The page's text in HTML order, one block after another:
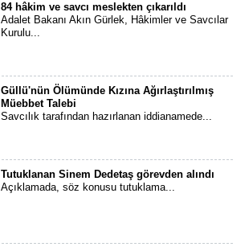
84 hâkim ve savcı meslekten çıkarıldı
Adalet Bakanı Akın Gürlek, Hâkimler ve Savcılar
Kurulu...
Güllü'nün Ölümünde Kızına Ağırlaştırılmış
Müebbet Talebi
Savcılık tarafından hazırlanan iddianamede...
Tutuklanan Sinem Dedetaş görevden alındı
Açıklamada, söz konusu tutuklama...